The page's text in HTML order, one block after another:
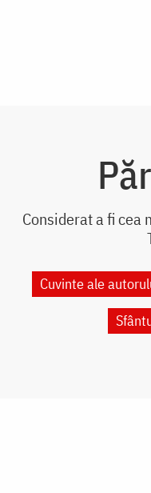
Considerat a fi
Cuvinte ale